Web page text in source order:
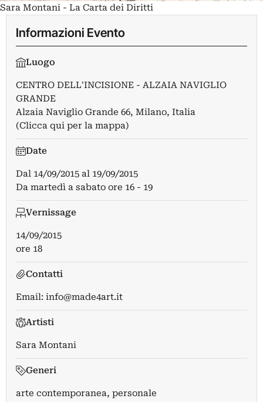
Sara Montani - La Carta dei Diritti
Informazioni Evento
Luogo
CENTRO DELL'INCISIONE - ALZAIA NAVIGLIO
GRANDE
Alzaia Naviglio Grande 66, Milano, Italia
(Clicca qui per la mappa)
Date
Dal 14/09/2015 al 19/09/2015
Da martedì a sabato ore 16 - 19
Vernissage
14/09/2015
ore 18
Contatti
Email: info@made4art.it
Artisti
Sara Montani
Generi
arte contemporanea, personale